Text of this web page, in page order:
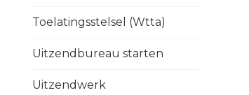
Toelatingsstelsel (Wtta)
Uitzendbureau starten
Uitzendwerk